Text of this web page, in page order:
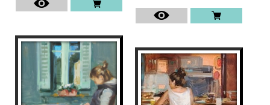
Galeria Anquin’s. Reus, Tarragona.
la Barca.
• 2006 Museu d’Història de la Joguina. Sant
Feliu de Guíxols, Girona.